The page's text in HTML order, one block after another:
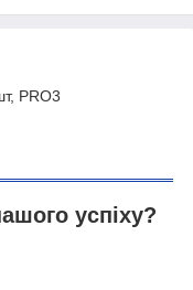
PRO3
успіху?